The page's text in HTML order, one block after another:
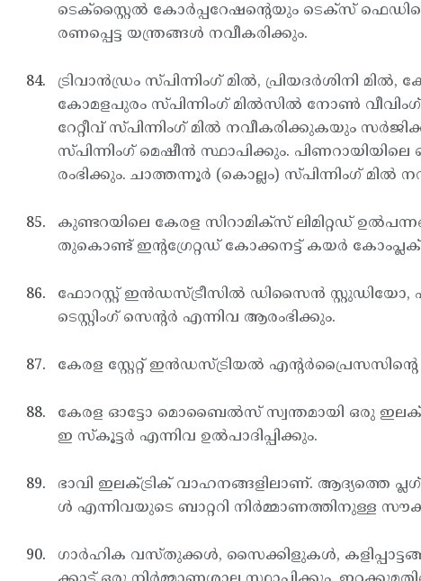
ടെക്സ്റ്റൈല്‍ കോര്‍പ്പറേഷന്റെയും ടെക്സ്
രണപ്പെട്ട യന്ത്രങ്ങള്‍ നവീകരിക്കും.
ട്രിവാന്‍ഡ്രം സ്പിന്നിംഗ് മില്‍, പ്രിയദര്‍ശിനി
കോമളപുരം സ്പിന്നിംഗ് മില്‍സില്‍ നോണ്‍
റേറ്റീവ് സ്പിന്നിംഗ് മില്‍ നവീകരിക്കുകയും
സ്പിന്നിംഗ് മെഷീന്‍ സ്ഥാപിക്കും.
രംഭിക്കും. ചാത്തന്നൂര്‍ (കൊല്ലം) സ്പിന്നിംഗ് മില്‍
കുണ്ടറയിലെ കേരള സിറാമിക്സ് ലിമിറ്റഡ്
തുകൊണ്ട് ഇന്റഗ്രേറ്റഡ് കോക്കനട്ട് കയര്‍
ഫോറസ്റ്റ് ഇന്‍ഡസ്ട്രീസില്‍ ഡിസൈന്‍ സ്റ്റുഡിയോ,
ടെസ്റ്റിംഗ് സെന്റര്‍ എന്നിവ ആരംഭിക്കും.
കേരള സ്റ്റേറ്റ് ഇന്‍ഡസ്ട്രിയല്‍
കേരള ഓട്ടോ മൊബൈല്‍സ് സ്വന്തമായി ഒരു
ഇ സ്കൂട്ടര്‍ എന്നിവ ഉല്‍പാദിപ്പിക്കും.
ഭാവി ഇലക്ട്രിക് വാഹനങ്ങളിലാണ്. ആദ്യത്തെ
ള്‍ എന്നിവയുടെ ബാറ്ററി നിര്‍മ്മാണത്തിനുള്ള
ഗാര്‍ഹിക വസ്തുക്കള്‍, സൈക്കിളുകള്‍,